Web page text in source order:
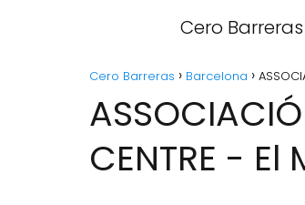
Cero Barreras
Cero Barreras Barcelona
CENTRE -